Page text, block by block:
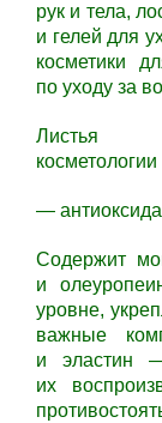
рук и тела,
и гелей для
косметики
по уходу за
Листья
—
Содержит
и
уровне,
важные
и эластин
их